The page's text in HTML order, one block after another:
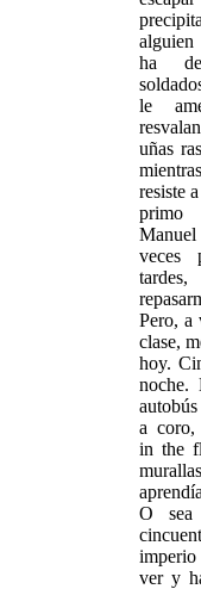
ha
le
uñas
resiste
primo
Manuel
veces
Pero, a
clase,
hoy.
noche.
a coro,
in the
O sea
imperio
ver y